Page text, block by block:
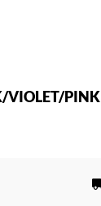
VIOLET/PINK